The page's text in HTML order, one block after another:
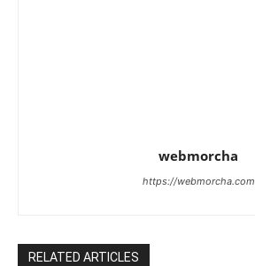
webmorcha
https://webmorcha.com
RELATED ARTICLES